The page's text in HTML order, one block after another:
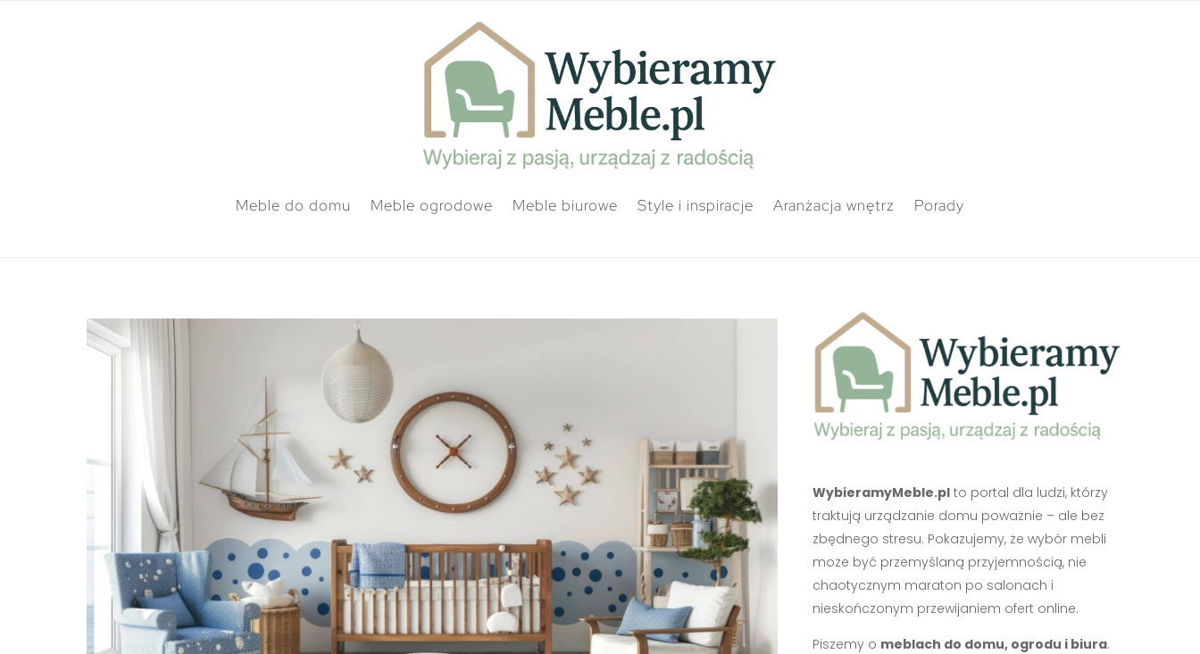
Meble do domu Meble ogrodowe Meble biurowe Style i inspiracje Aranżacja wnętrz Porady
WybieramyMeble.plto portal dla ludzi, którzy
traktują urządzanie domu poważnie – ale bez
zbędnego stresu. Pokazujemy, że wybór mebli
może być przemyślaną przyjemnością, nie
chaotycznym maraton po salonach i
nieskończonym przewijaniem ofert online.
Piszemy o meblach do domu, ogrodu i biura.